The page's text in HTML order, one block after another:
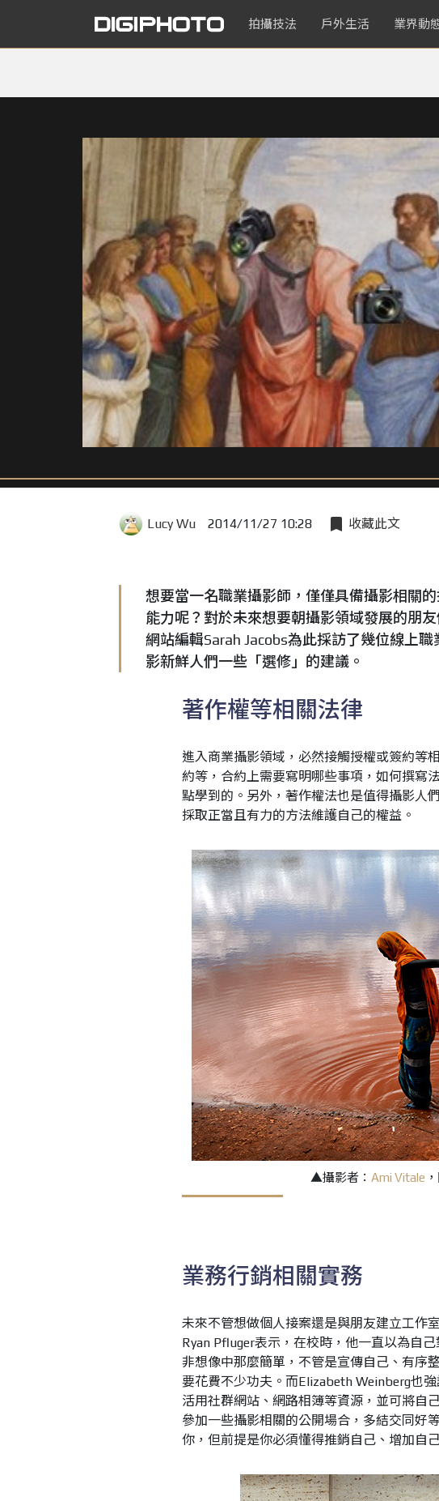
拍攝技法 戶外生活 業界動
Lucy Wu 2014/11/27 10:28 收藏此文
想要當一名職業攝影師，僅僅具備攝影相關
能力呢？對於未來想要朝攝影領域發展的朋
網站編輯Sarah Jacobs為此採訪了幾位線上
影新鮮人們一些「選修」的建議。
著作權等相關法律
進入商業攝影領域，必然接觸授權或簽約等
約等，合約上需要寫明哪些事項，如何撰寫
點學到的。另外，著作權法也是值得攝影人
採取正當且有力的方法維護自己的權益。
▲攝影者： Ami Vitale
業務行銷相關實務
未來不管想做個人接案還是與朋友建立工作
Ryan Pfluger表示，在校時，他一直以為自
非想像中那麼簡單，不管是宣傳自己、有序
要花費不少功夫。而Elizabeth Weinberg也
活用社群網站、網路相簿等資源，並可將自
參加一些攝影相關的公開場合，多結交同好
你，但前提是你必須懂得推銷自己、增加自己